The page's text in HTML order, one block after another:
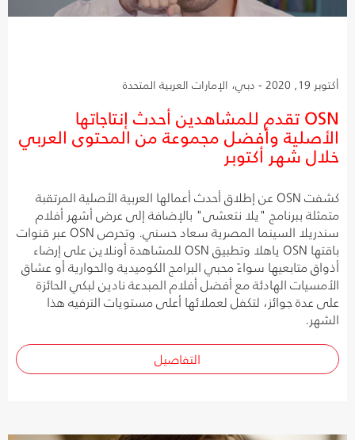
أكتوبر 19, 2020 - دبي، الإمارات العربية المتحدة
OSN تقدم للمشاهدين أحدث إنتاجاتها
الأصلية وأفضل مجموعة من المحتوى العربي
خلال شهر أكتوبر
كشفت OSN عن إطلاق أحدث أعمالها العربية الأصلية المرتقبة
متمثلة ببرنامج "يلا نتعشى" بالإضافة إلى عرض أشهر أفلام
سندريلا السينما المصرية سعاد حسني. وتحرص OSN عبر قنوات
باقتها OSN ياهلا وتطبيق OSN للمشاهدة أونلاين على إرضاء
أذواق متابعيها سواءً محبي البرامج الكوميدية والحوارية أو عشاق
الأمسيات الهادئة مع أفضل أفلام المبدعة نادين لبكي الحائزة
على عدة جوائز، لتكفل لعملائها أعلى مستويات الترفيه هذا
الشهر.
التفاصيل